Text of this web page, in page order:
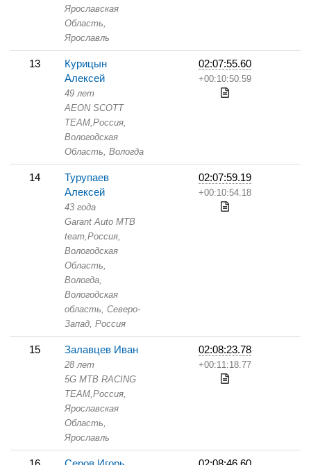
Ярославская
Область,
Ярославль
13
Курицын
Алексей
49 лет
AEON SCOTT
TEAM,Россия,
Вологодская
Область, Вологда
02:07:55.60
+00:10:50.59
14
Турупаев
Алексей
43 года
Garant Auto MTB
team,Россия,
Вологодская
Область,
Вологда,
Вологодская
область, Северо-
Запад, Россия
02:07:59.19
+00:10:54.18
15 Залавцев Иван
28 лет
5G MTB RACING
TEAM,Россия,
Ярославская
Область,
Ярославль
02:08:23.78
+00:11:18.77